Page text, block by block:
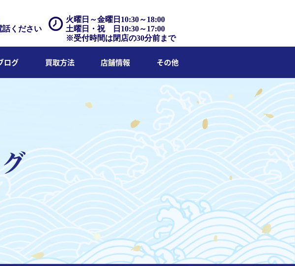
火曜日～金曜日10:30～18:00
土曜日・祝 日10:30～17:00
※受付時間は閉店の30分前まで
話ください
ログ 買取方法 店舗情報 その他